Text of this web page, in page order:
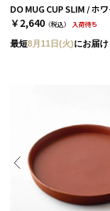
￥2,640 （税込） 入荷待ち
最短8月11日(火)にお届け